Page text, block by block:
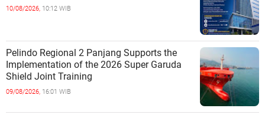
10/08/2026, 10:12 WIB
Pelindo Regional 2 Panjang Supports the
Implementation of the 2026 Super Garuda
Shield Joint Training
09/08/2026, 16:01 WIB